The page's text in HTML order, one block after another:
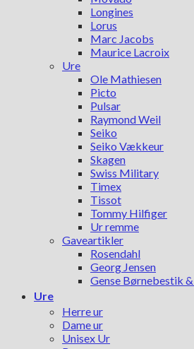
Longines
Lorus
Marc Jacobs
Maurice Lacroix
Ure
Ole Mathiesen
Picto
Pulsar
Raymond Weil
Seiko
Seiko Vækkeur
Skagen
Swiss Military
Timex
Tissot
Tommy Hilfiger
Ur remme
Gaveartikler
Rosendahl
Georg Jensen
Gense Børnebestik
Ure
Herre ur
Dame ur
Unisex Ur